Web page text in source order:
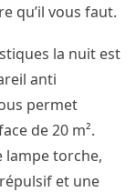
qu’il vous faut.
la nuit est
anti
permet
de 20 m².
lampe torche,
et une